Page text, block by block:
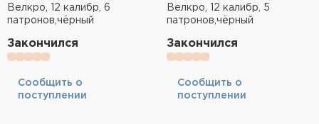
Мишени
Фальшпатроны
Холодная пристрелка оружия
Велкро, 12 калибр, 6
патронов,чёрный
Закончился
Cообщить о
поступлении
Велкро, 12 калибр, 5
патронов,чёрный
Закончился
Cообщить о
поступлении